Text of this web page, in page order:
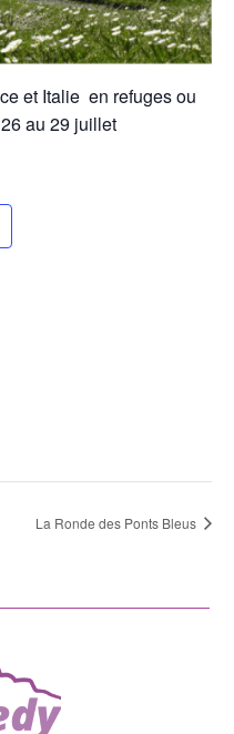
et Italie en refuges ou
au 29 juillet
La Ronde des Ponts Bleus